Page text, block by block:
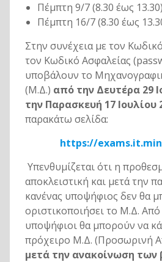
Πέμπτη 9/7 (8.30 έως 13.30)
Πέμπτη 16/7 (8.30 έως
Στην συνέχεια με τον
τον Κωδικό Ασφαλείας
υποβάλουν το
(Μ.Δ.) από την Δευτέρα 29
την Παρασκευή 17 Ιουλίου
παρακάτω σελίδα:
https://
Υπενθυμίζεται ότι η
αποκλειστική και μετά την
κανένας υποψήφιος δεν θα
οριστικοποιήσει το Μ.Δ. Από
υποψήφιοι θα μπορούν να
πρόχειρο Μ.Δ. (Προσωρινή
μετά την ανακοίνωση των